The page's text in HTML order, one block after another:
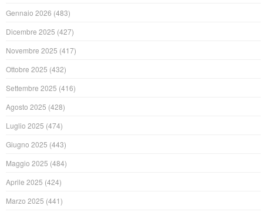
Gennaio 2026 (483)
Dicembre 2025 (427)
Novembre 2025 (417)
Ottobre 2025 (432)
Settembre 2025 (416)
Agosto 2025 (428)
Luglio 2025 (474)
Giugno 2025 (443)
Maggio 2025 (484)
Aprile 2025 (424)
Marzo 2025 (441)